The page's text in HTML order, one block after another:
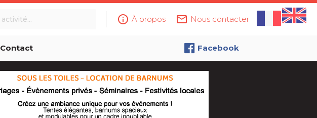
info_outline À propos mail_outline Nous contacter
Contact Facebook